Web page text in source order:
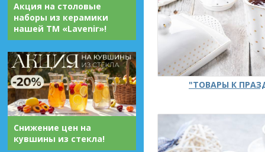
Акция на столовые
наборы из керамики
нашей ТМ «Lavenir»!
Снижение цен на
кувшины из стекла!
"ТОВАРЫ К